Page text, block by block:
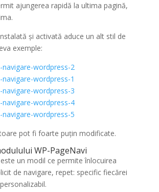
ajungerea rapidă la ultima pagină,
și activată aduce un alt stil de
exemple:
pot fi foarte puțin modificate.
WP-PageNavi
un modil ce permite înlocuirea
de navigare, repet: specific fiecărei